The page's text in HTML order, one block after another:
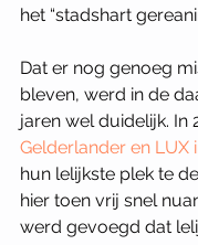
het “stadshart
Dat er nog genoeg
bleven, werd in de
jaren wel duidelijk. In
Gelderlander en LUX
hun lelijkste plek te
hier toen vrij snel
werd gevoegd dat